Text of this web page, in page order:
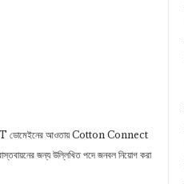
ICT ডোমেইনের আওতায় Cotton Connect
জন্য উল্লিখিত পদে জনবল নিয়োগ করা